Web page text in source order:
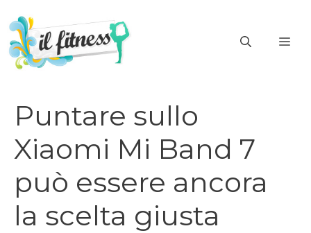
contenuto
Puntare sullo
Xiaomi Mi Band 7
può essere ancora
la scelta giusta